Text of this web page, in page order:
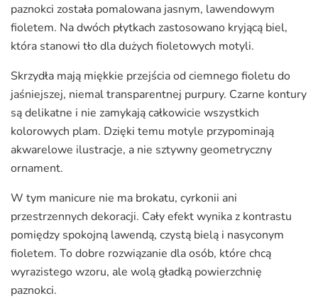
paznokci została pomalowana jasnym, lawendowym
fioletem. Na dwóch płytkach zastosowano kryjącą biel,
która stanowi tło dla dużych fioletowych motyli.
Skrzydła mają miękkie przejścia od ciemnego fioletu do
jaśniejszej, niemal transparentnej purpury. Czarne kontury
są delikatne i nie zamykają całkowicie wszystkich
kolorowych plam. Dzięki temu motyle przypominają
akwarelowe ilustracje, a nie sztywny geometryczny
ornament.
W tym manicure nie ma brokatu, cyrkonii ani
przestrzennych dekoracji. Cały efekt wynika z kontrastu
pomiędzy spokojną lawendą, czystą bielą i nasyconym
fioletem. To dobre rozwiązanie dla osób, które chcą
wyrazistego wzoru, ale wolą gładką powierzchnię
paznokci.